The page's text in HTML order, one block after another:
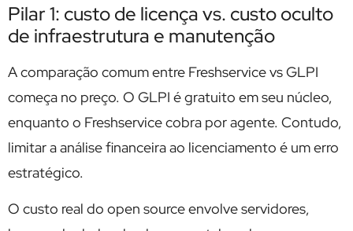
Pilar 1: custo de licença vs. custo oculto
de infraestrutura e manutenção
A comparação comum entre Freshservice vs GLPI
começa no preço. O GLPI é gratuito em seu núcleo,
enquanto o Freshservice cobra por agente. Contudo,
limitar a análise financeira ao licenciamento é um erro
estratégico.
O custo real do open source envolve servidores,